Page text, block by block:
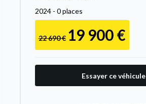
2024 - 0 places
22 690 € 19 900 €
Essayer ce véhicule